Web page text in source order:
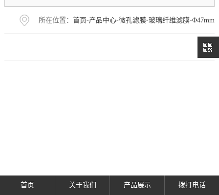
所在位置：首页-产品中心-微孔滤膜-玻璃纤维滤膜-Φ47mm
首页 关于我们 产品展示 拨打电话